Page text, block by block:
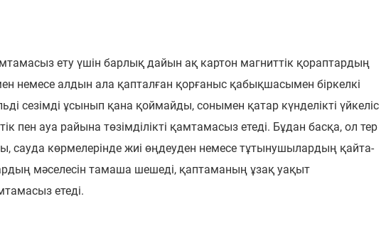
ету үшін барлық дайын ақ картон магниттік қораптардың
немесе алдын ала қапталған қорғаныс қабықшасымен біркелкі
сезімді ұсынып қана қоймайды, сонымен қатар күнделікті үйкеліс
пен ауа райына төзімділікті қамтамасыз етеді. Бұдан басқа, ол тер
сауда көрмелерінде жиі өңдеуден немесе тұтынушылардың қайта-
мәселесін тамаша шешеді, қаптаманың ұзақ уақыт
етеді.